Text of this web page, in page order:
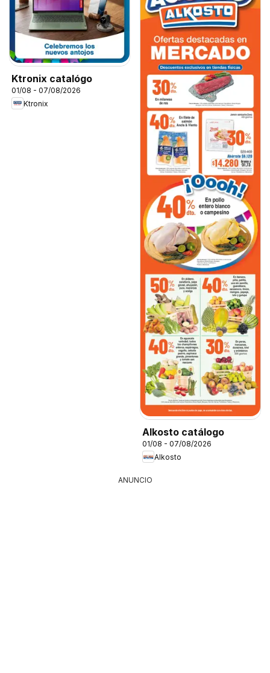
Ktronix catalógo
01/08 - 07/08/2026
Ktronix
Alkosto catálogo
01/08 - 07/08/2026
Alkosto
ANUNCIO